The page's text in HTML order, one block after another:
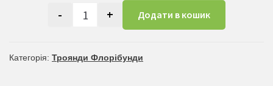
Блю Фо ю кількість
- + Додати в кошик
Категорія: Троянди Флорібунди